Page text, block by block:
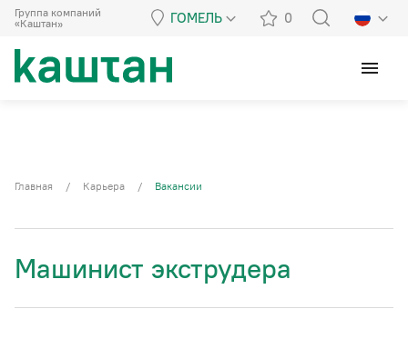
Группа компаний
«Каштан»
ГОМЕЛЬ 0
menu
Главная / Карьера / Вакансии
Машинист экструдера